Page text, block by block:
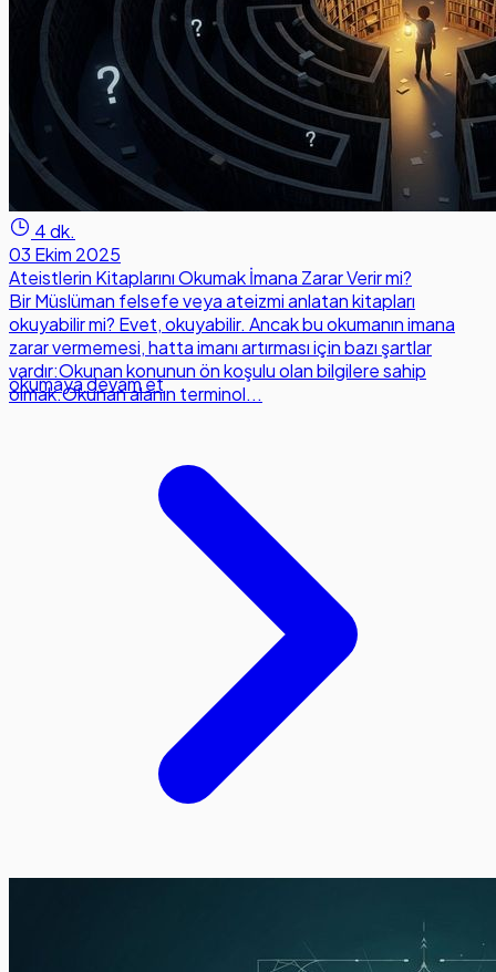
4 dk.
03 Ekim 2025
Ateistlerin Kitaplarını Okumak İmana Zarar Verir mi?
Bir Müslüman felsefe veya ateizmi anlatan kitapları
okuyabilir mi? Evet, okuyabilir. Ancak bu okumanın imana
zarar vermemesi, hatta imanı artırması için bazı şartlar
vardır:Okunan konunun ön koşulu olan bilgilere sahip
olmak.Okunan alanın terminol...
okumaya devam et